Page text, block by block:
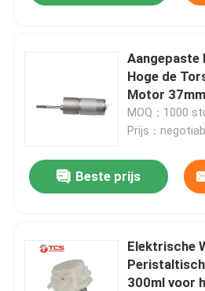
Aangepaste
Hoge de
Motor
T/min
MOQ：1000
Prijs：
Beste prijs
Elektrische
300ml voor